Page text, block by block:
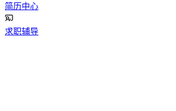
简历中心
求职辅导